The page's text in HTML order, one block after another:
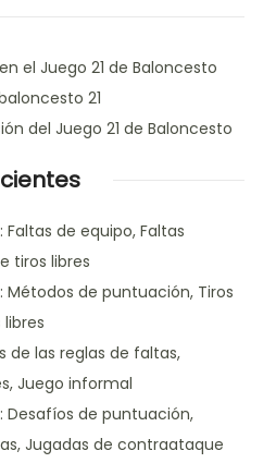
el Juego 21 de Baloncesto
21
del Juego 21 de Baloncesto
Faltas de equipo, Faltas
tiros libres
Métodos de puntuación, Tiros
de las reglas de faltas,
Juego informal
Desafíos de puntuación,
Jugadas de contraataque